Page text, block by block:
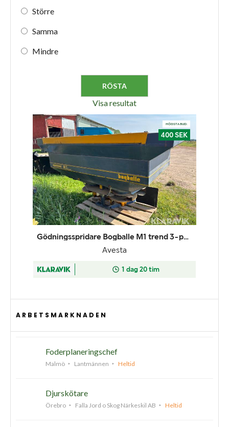
Större
Samma
Mindre
Visa resultat
ARBETSMARKNADEN
Foderplaneringschef
Malmö Lantmännen Heltid
Djurskötare
Örebro Falla Jord o Skog Närkeskil AB Heltid